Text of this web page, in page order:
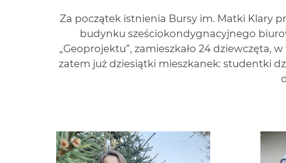
Za początek istnienia Bursy im. Matki Klary
budynku sześciokondygnacyjnego
„Geoprojektu”, zamieszkało 24 dziewczęta,
zatem już dziesiątki mieszkanek: studentki